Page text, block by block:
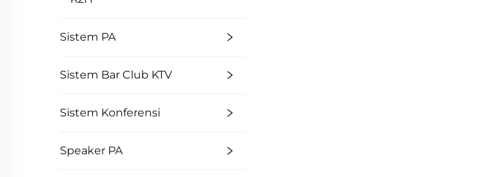
Sistem PA
Sistem Bar Club KTV
Sistem Konferensi
Speaker PA